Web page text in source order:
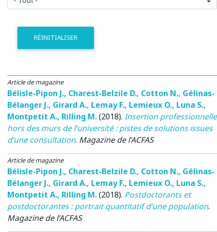
RÉINITIALISER
Article de magazine
Bélisle-Pipon J., Charest-Belzile D., Cotton N., Gélinas-
Bélanger J., Girard A., Lemay F., Lemieux O., Luna S.,
Montpetit A., Rilling M.(2018). Insertion professionnelle
hors des murs de l’université : pistes de solutions issues
d’une consultation. Magazine de l’ACFAS
Article de magazine
Bélisle-Pipon J., Charest-Belzile D., Cotton N., Gélinas-
Bélanger J., Girard A., Lemay F., Lemieux O., Luna S.,
Montpetit A., Rilling M.(2018). Postdoctorants et
postdoctorantes : portrait quantitatif d’une population.
Magazine de l’ACFAS